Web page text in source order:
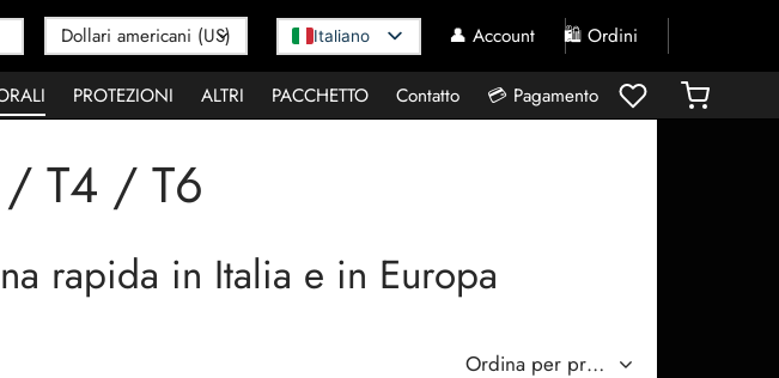
Italiano 👤 Account 🛍️ Ordini
PROTEZIONI ALTRI PACCHETTO Contatto 💳 Pagamento
/ T4 / T6
rapida in Italia e in Europa